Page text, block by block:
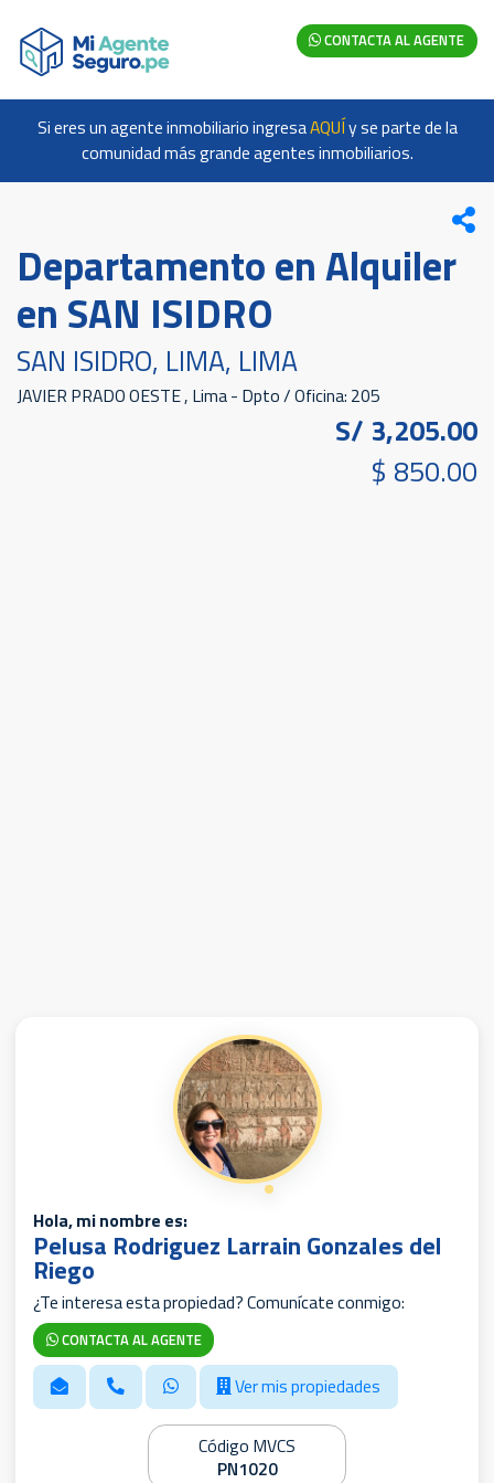
CONTACTA AL AGENTE
Si eres un agente inmobiliario ingresaAQUÍy se parte de la
comunidad más grande agentes inmobiliarios.
Departamento en Alquiler
en SAN ISIDRO
SAN ISIDRO, LIMA, LIMA
JAVIER PRADO OESTE , Lima - Dpto / Oficina: 205
S/ 3,205.00
$ 850.00
Hola, mi nombre es:
Pelusa Rodriguez Larrain Gonzales del
Riego
¿Te interesa esta propiedad? Comunícate conmigo:
CONTACTA AL AGENTE
Ver mis propiedades
Código MVCS
PN1020